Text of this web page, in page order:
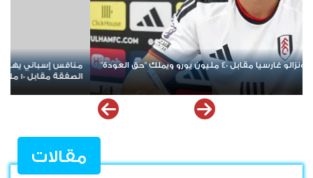
طموح برشلونة في ضم عز الدين أوناحي هل تتم
عبد الكريم
مقالات